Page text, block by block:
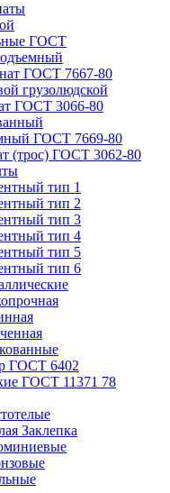
ГОСТ
ГОСТ 7667-80
грузолюдской
ГОСТ 3066-80
ГОСТ 7669-80
(трос) ГОСТ 3062-80
тип 1
тип 2
тип 3
тип 4
тип 5
тип 6
ГОСТ 6402
ГОСТ 11371 78
Заклепка